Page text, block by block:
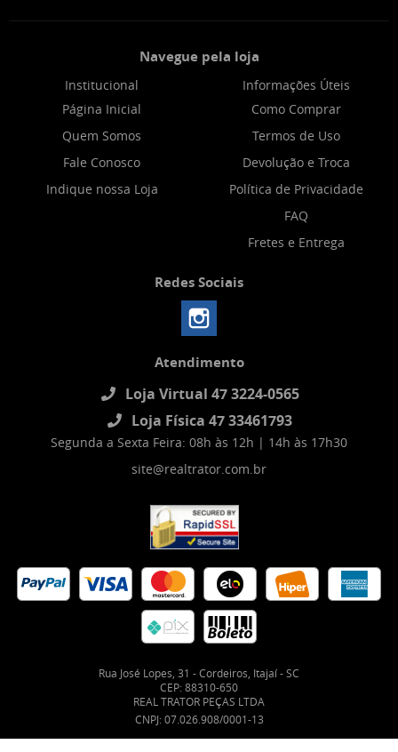
Navegue pela loja
Institucional
Página Inicial
Quem Somos
Fale Conosco
Indique nossa Loja
Informações Úteis
Como Comprar
Termos de Uso
Devolução e Troca
Política de Privacidade
FAQ
Fretes e Entrega
Redes Sociais
Atendimento
Loja Virtual 47 3224-0565
Loja Física 47 33461793
Segunda a Sexta Feira: 08h às 12h | 14h às 17h30
site@realtrator.com.br
Rua José Lopes, 31 -Cordeiros, Itajaí-SC
CEP: 88310-650
REAL TRATOR PEÇAS LTDA
CNPJ: 07.026.908/0001-13